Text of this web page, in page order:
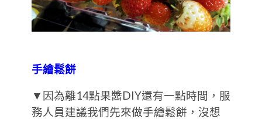
手繪鬆餅
▼因為離14點果醬DIY還有一點時間，服
務人員建議我們先來做手繪鬆餅，沒想